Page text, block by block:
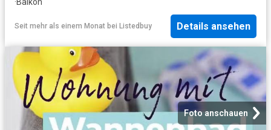
Seit mehr als einem Monat bei Listedbuy Details ansehen
Foto anschauen